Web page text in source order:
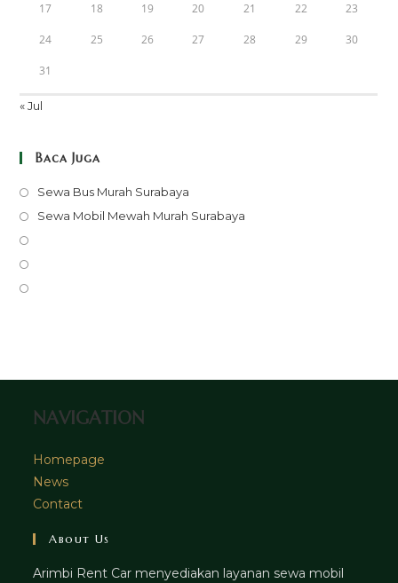
17 18 19 20 21 22 23
24 25 26 27 28 29 30
31
« Jul
Baca Juga
Sewa Bus Murah Surabaya
in
Sewa Mobil Mewah Murah Surabaya
tab
NAVIGATION
Homepage
News
Contact
About Us
Arimbi Rent Car menyediakan layanan sewa mobil